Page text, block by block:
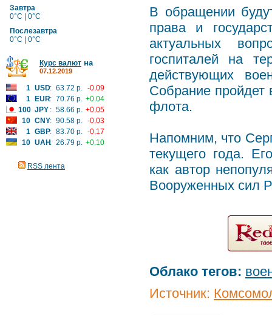
Завтра
0°C | 0°C
Послезавтра
0°C | 0°C
Курс валют на
07.12.2019
1 USD: 63.72 р. -0.09
1
EUR: 70.76 р. +0.04
100 JPY : 58.66 р. +0.05
10 CNY: 90.58 р. -0.03
1 GBP: 83.70 р. -0.17
10 UAH: 26.79 р. +0.10
RSS лента
В обращении
права и
актуальных
госпиталей на
действующих
Собрание пройдет
флота.
Напомним, что
текущего года.
как автор
Вооруженных сил
Облако тегов:
Источник: